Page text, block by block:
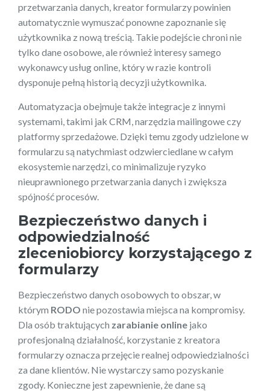
przetwarzania danych, kreator formularzy powinien
automatycznie wymuszać ponowne zapoznanie się
użytkownika z nową treścią. Takie podejście chroni nie
tylko dane osobowe, ale również interesy samego
wykonawcy usług online, który w razie kontroli
dysponuje pełną historią decyzji użytkownika.
Automatyzacja obejmuje także integracje z innymi
systemami, takimi jak CRM, narzędzia mailingowe czy
platformy sprzedażowe. Dzięki temu zgody udzielone w
formularzu są natychmiast odzwierciedlane w całym
ekosystemie narzędzi, co minimalizuje ryzyko
nieuprawnionego przetwarzania danych i zwiększa
spójność procesów.
Bezpieczeństwo danych i
odpowiedzialność
zleceniobiorcy korzystającego z
formularzy
Bezpieczeństwo danych osobowych to obszar, w
którym RODO nie pozostawia miejsca na kompromisy.
Dla osób traktujących zarabianie online jako
profesjonalną działalność, korzystanie z kreatora
formularzy oznacza przejęcie realnej odpowiedzialności
za dane klientów. Nie wystarczy samo pozyskanie
zgody. Konieczne jest zapewnienie, że dane są